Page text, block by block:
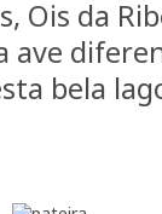
Ois da
ave
bela